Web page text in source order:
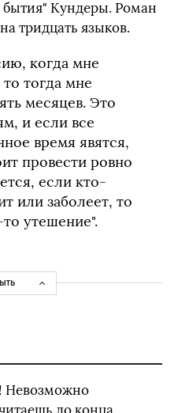
Кундеры. Роман
тридцать языков.
когда мне
тогда мне
месяцев. Это
и если все
время явятся,
провести ровно
если кто-
или заболеет, то
утешение".
Невозможно